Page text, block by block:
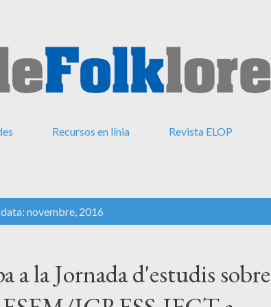
Recursos en línia Revista ELOP
novembre, 2016
a la Jornada d'estudis sobre